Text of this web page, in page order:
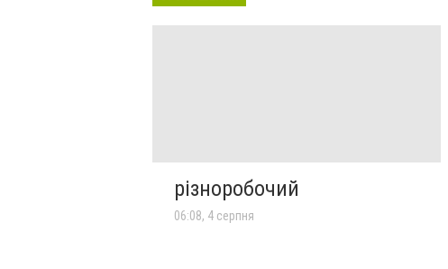
різноробочий
06:08, 4 серпня